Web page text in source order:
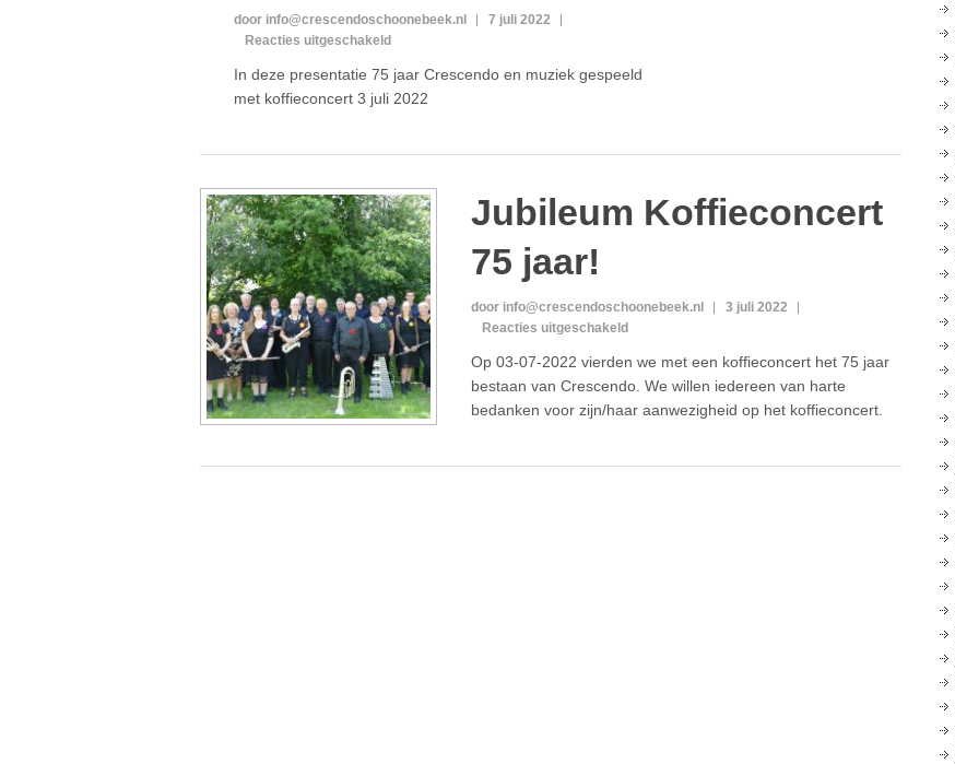
door info@crescendoschoonebeek.nl
7 juli 2022
Reacties uitgeschakeldvoor
75
jaar
In deze presentatie 75 jaar Crescendo en muziek gespeeld
met koffieconcert 3 juli 2022
Jubileum Koffieconcert
75 jaar!
door info@crescendoschoonebeek.nl
3 juli 2022
Reacties uitgeschakeldvoor
Koffieconcert
75
jaar!
Op 03-07-2022 vierden we met een koffieconcert het 75 jaar
bestaan van Crescendo. We willen iedereen van harte
bedanken voor zijn/haar aanwezigheid op het koffieconcert.